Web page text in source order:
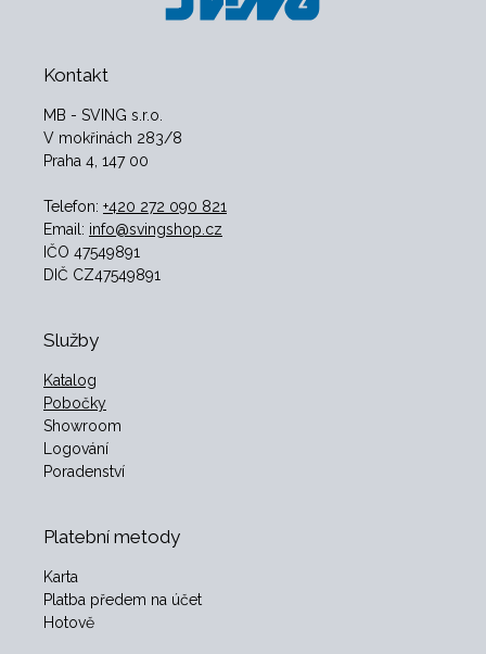
Kontakt
MB - SVING s.r.o.
V mokřinách 283/8
Praha 4, 147 00
Telefon: +420 272 090 821
Email: info@svingshop.cz
IČO 47549891
DIČ CZ47549891
Služby
Katalog
Pobočky
Showroom
Logování
Poradenství
Platební metody
Karta
Platba předem na účet
Hotově